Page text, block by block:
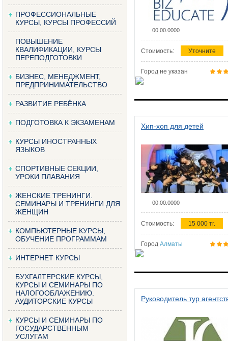
ПРОФЕССИОНАЛЬНЫЕ
КУРСЫ, КУРСЫ ПРОФЕССИЙ
ПОВЫШЕНИЕ
КВАЛИФИКАЦИИ, КУРСЫ
ПЕРЕПОДГОТОВКИ
БИЗНЕС, МЕНЕДЖМЕНТ,
ПРЕДПРИНИМАТЕЛЬСТВО
РАЗВИТИЕ РЕБЁНКА
ПОДГОТОВКА К ЭКЗАМЕНАМ
КУРСЫ ИНОСТРАННЫХ
ЯЗЫКОВ
СПОРТИВНЫЕ СЕКЦИИ,
УРОКИ ПЛАВАНИЯ
ЖЕНСКИЕ ТРЕНИНГИ.
СЕМИНАРЫ И ТРЕНИНГИ ДЛЯ
ЖЕНЩИН
КОМПЬЮТЕРНЫЕ КУРСЫ,
ОБУЧЕНИЕ ПРОГРАММАМ
ИНТЕРНЕТ КУРСЫ
БУХГАЛТЕРСКИЕ КУРСЫ,
КУРСЫ И СЕМИНАРЫ ПО
НАЛОГООБЛАЖЕНИЮ.
АУДИТОРСКИЕ КУРСЫ
КУРСЫ И СЕМИНАРЫ ПО
ГОСУДАРСТВЕННЫМ
УСЛУГАМ
00.00.0000
Стоимость: Уточните
Город не указан
Хип-хоп для детей
00.00.0000
Стоимость: 15 000 тг.
Город Алматы
Руководитель тур